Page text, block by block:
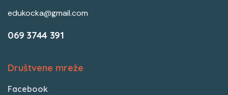
edukocka@gmail.com
069 3744 391
Društvene mreže
Facebook